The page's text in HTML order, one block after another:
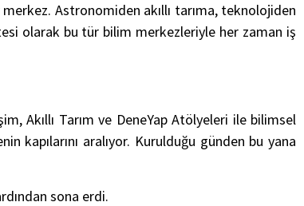
Astronomiden akıllı tarıma, teknolojiden
olarak bu tür bilim merkezleriyle her zaman iş
Akıllı Tarım ve DeneYap Atölyeleri ile bilimsel
aralıyor. Kurulduğu günden bu yana
sona erdi.